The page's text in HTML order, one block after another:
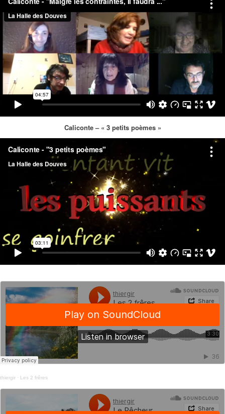
Caliconte – « 3 petits poèmes »
thiergir · Les 2 frêres